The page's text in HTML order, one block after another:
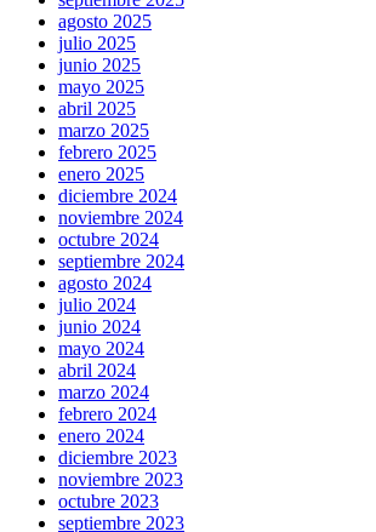
agosto 2025
julio 2025
junio 2025
mayo 2025
abril 2025
marzo 2025
febrero 2025
enero 2025
diciembre 2024
noviembre 2024
octubre 2024
septiembre 2024
agosto 2024
julio 2024
junio 2024
mayo 2024
abril 2024
marzo 2024
febrero 2024
enero 2024
diciembre 2023
noviembre 2023
octubre 2023
septiembre 2023